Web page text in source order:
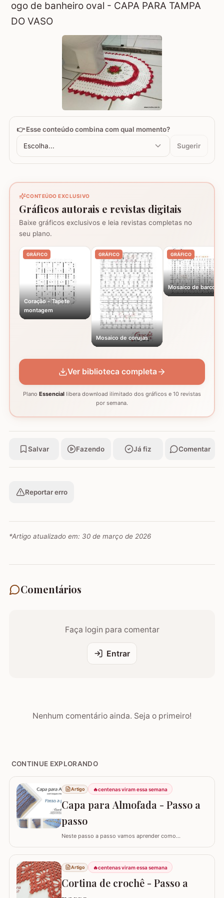
ogo de banheiro oval - CAPA PARA TAMPA
DO VASO
👉 Esse conteúdo combina com qual momento?
Escolha... Sugerir
CONTEÚDO EXCLUSIVO
Gráficos autorais e revistas digitais
Baixe gráficos exclusivos e leia revistas completas no
seu plano.
GRÁFICO
Coração - Tapete
montagem
GRÁFICO
Mosaico de corujas
GRÁFICO
Mosaico de barcos
Ver biblioteca completa
Plano Essencial libera download ilimitado dos gráficos e 10 revistas
por semana.
Salvar Fazendo Já fiz Comentar
Reportar erro
*Artigo atualizado em: 30 de março de 2026
Comentários
Faça login para comentar
Entrar
Nenhum comentário ainda. Seja o primeiro!
CONTINUE EXPLORANDO
Artigo 🔥centenas viram essa semana
Capa para Almofada - Passo a
passo
Neste passo a passo vamos aprender como
intercalados. Fiz a capa para almofada de 40 x 40 e
seguindo o passo a passo você consegue adaptar para
o tamanho desejado. Utilizei o fio Barroco Maxcolor da
Círculo S/A. Um fio extremamente macio por ser 100%…
Artigo 🔥centenas viram essa semana
Cortina de crochê - Passo a